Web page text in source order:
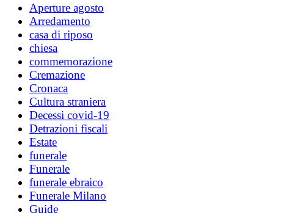
Aperture agosto
Arredamento
casa di riposo
chiesa
commemorazione
Cremazione
Cronaca
Cultura straniera
Decessi covid-19
Detrazioni fiscali
Estate
funerale
Funerale
funerale ebraico
Funerale Milano
Guide